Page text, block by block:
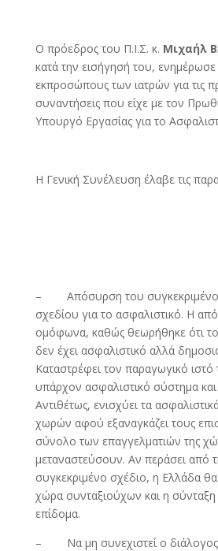
Ο πρόεδρος του Π.Ι.Σ. κ. Μιχαήλ
κατά την εισήγησή του,
εκπροσώπους των ιατρών για τις
συναντήσεις που είχε με τον
Υπουργό Εργασίας για το
Η Γενική Συνέλευση έλαβε τις
– Απόσυρση του
σχεδίου για το ασφαλιστικό. Η
ομόφωνα, καθώς θεωρήθηκε ότι
δεν έχει ασφαλιστικό αλλά
Καταστρέφει τον παραγωγικό ιστό
υπάρχον ασφαλιστικό σύστημα και
Αντιθέτως, ενισχύει τα
χωρών αφού εξαναγκάζει τους
σύνολο των επαγγελματιών της
μεταναστεύσουν. Αν περάσει από
συγκεκριμένο σχέδιο, η Ελλάδα θα
χώρα συνταξιούχων και η
επίδομα.
– Να μη συνεχιστεί ο διάλογος